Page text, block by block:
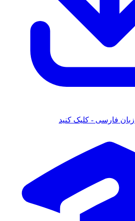
فارسی - کلیک کنید